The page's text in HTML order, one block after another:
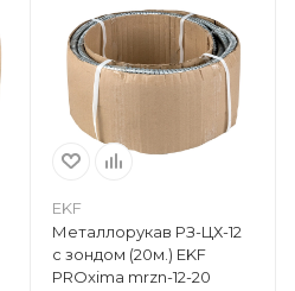
EKF
Металлорукав РЗ-ЦХ-12
с зондом (20м.) EKF
PROxima mrzn-12-20